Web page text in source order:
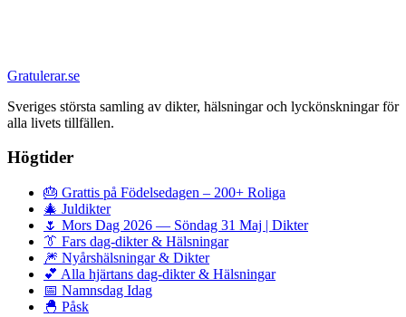
Gratulerar.se
Sveriges största samling av dikter, hälsningar och lyckönskningar för
alla livets tillfällen.
Högtider
🎂 Grattis på Födelsedagen – 200+ Roliga
🎄 Juldikter
🌷 Mors Dag 2026 — Söndag 31 Maj | Dikter
👔 Fars dag-dikter & Hälsningar
🎆 Nyårshälsningar & Dikter
💕 Alla hjärtans dag-dikter & Hälsningar
📅 Namnsdag Idag
🐣 Påsk